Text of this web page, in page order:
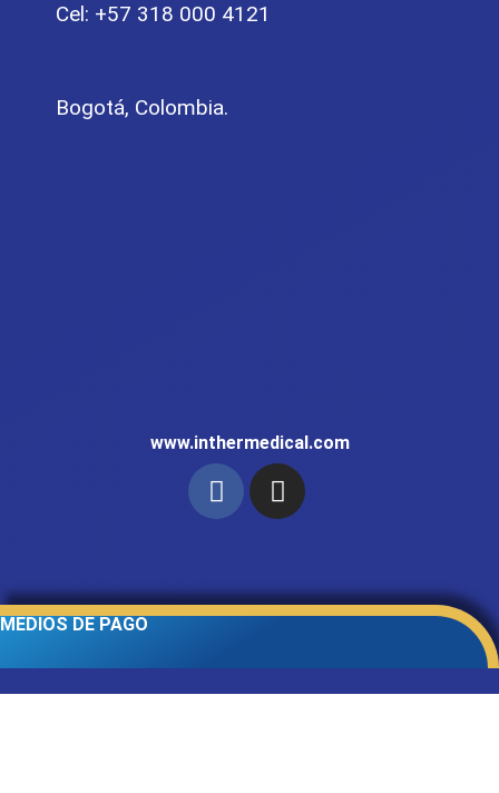
Cel: +57 318 000 4121
Bogotá, Colombia.
MEDIOS DE PAGO
www.inthermedical.com